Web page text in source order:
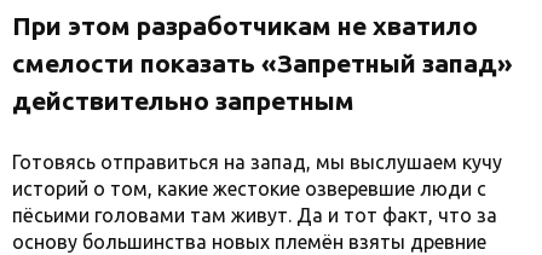
При этом разработчикам не хватило
смелости показать «Запретный запад»
действительно запретным
Готовясь отправиться на запад, мы выслушаем кучу
историй о том, какие жестокие озверевшие люди с
пёсьими головами там живут. Да и тот факт, что за
основу большинства новых племён взяты древние